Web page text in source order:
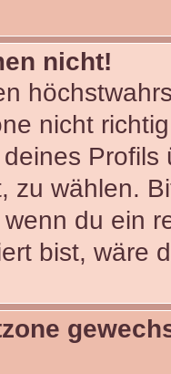
nicht!
nicht
zu wählen.
du ein
bist, wäre